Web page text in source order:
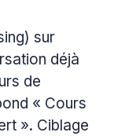
sur
déjà
de
« Cours
». Ciblage